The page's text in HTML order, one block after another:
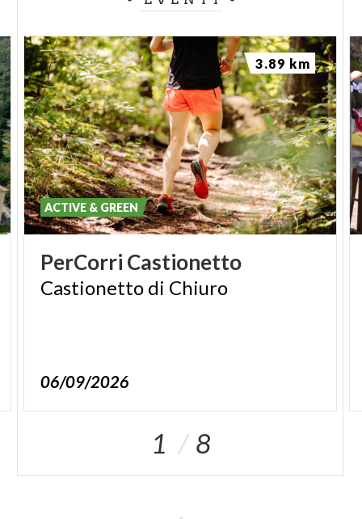
PerCorri Castionetto
Castionetto di Chiuro
06/09/2026
ACTIVE & GREEN
3.89 km
1 8